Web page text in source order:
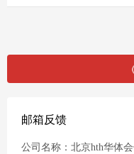
邮箱反馈
公司名称：北京hth华体